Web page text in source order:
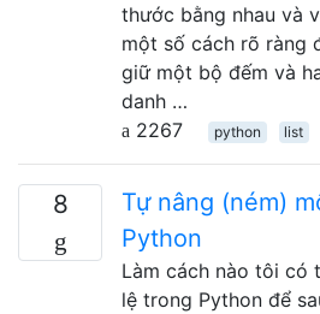
thước bằng nhau và
một số cách rõ ràng
giữ một bộ đếm và
danh …
2267
python list
8
Tự nâng (ném)
Python
Làm cách nào tôi có
lệ trong Python để